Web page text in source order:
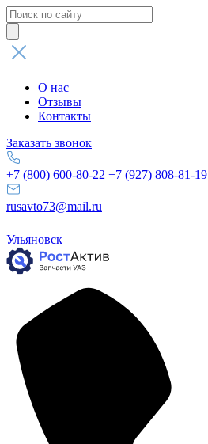
Поиск
товаров
О нас
Отзывы
Контакты
Заказать звонок
+7 (800) 600-80-22 +7 (927) 808-81-19
rusavto73@mail.ru
Ульяновск